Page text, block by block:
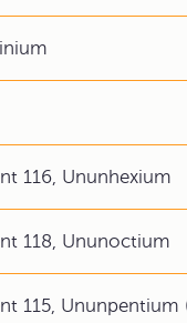
116, Ununhexium
118, Ununoctium
115, Ununpentium